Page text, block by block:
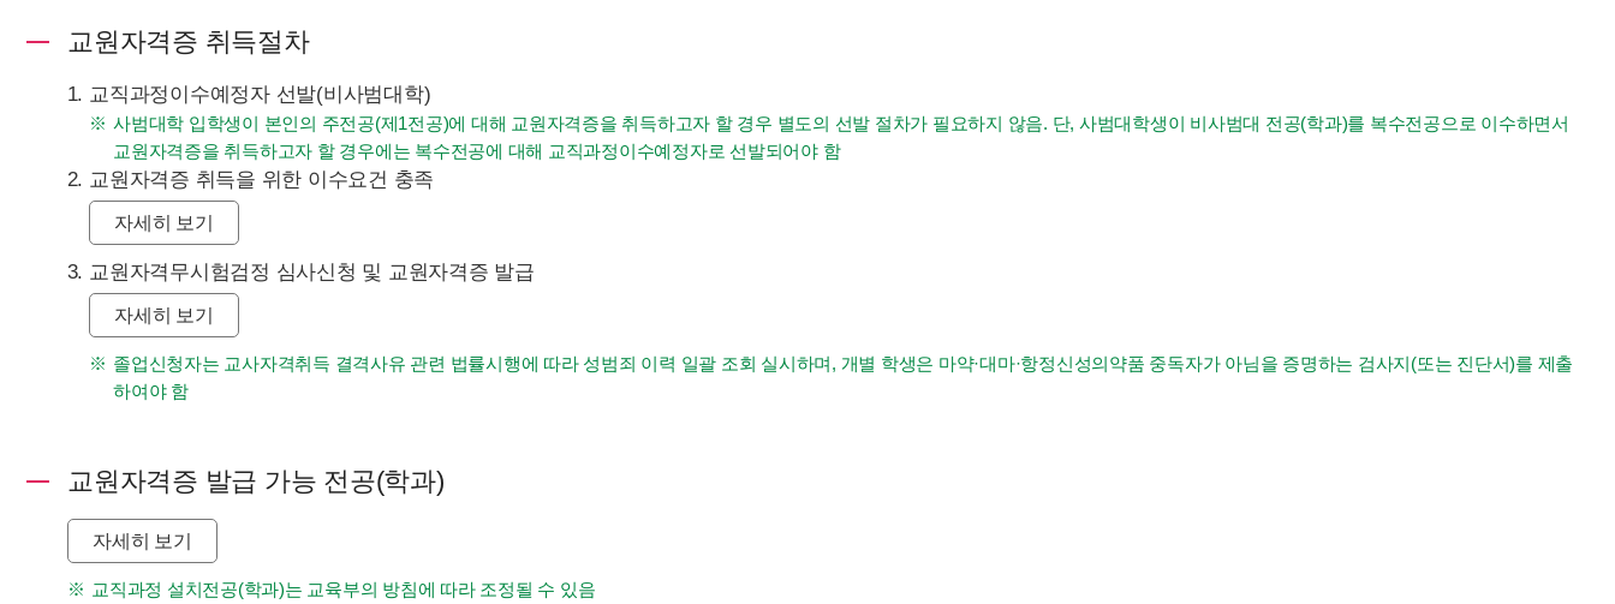
교원자격증 취득절차
교직과정이수예정자 선발(비사범대학)
사범대학 입학생이 본인의 주전공(제1전공)에 대해 교원자격증을 취득하고자 할 경우 별도의 선발 절차가 필요하지 않음. 단, 사범대학생이 비사범대 전공(학과)를 복수전공으로 이수하면서
교원자격증을 취득하고자 할 경우에는 복수전공에 대해 교직과정이수예정자로 선발되어야 함
교원자격증 취득을 위한 이수요건 충족
자세히 보기
교원자격무시험검정 심사신청 및 교원자격증 발급
자세히 보기
졸업신청자는 교사자격취득 결격사유 관련 법률시행에 따라 성범죄 이력 일괄 조회 실시하며, 개별 학생은 마약·대마·항정신성의약품 중독자가 아님을 증명하는 검사지(또는 진단서)를 제출
하여야 함
교원자격증 발급 가능 전공(학과)
자세히 보기
교직과정 설치전공(학과)는 교육부의 방침에 따라 조정될 수 있음